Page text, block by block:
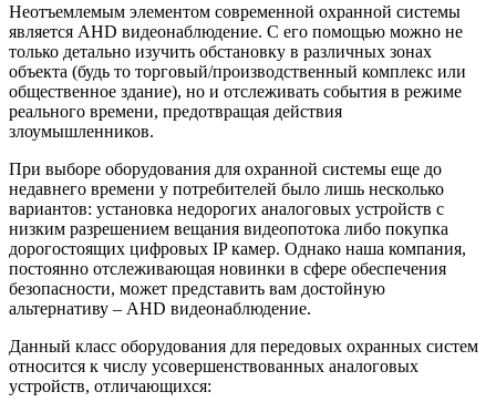
Неотъемлемым элементом современной охранной системы
является AHD видеонаблюдение. С его помощью можно не
только детально изучить обстановку в различных зонах
объекта (будь то торговый/производственный комплекс или
общественное здание), но и отслеживать события в режиме
реального времени, предотвращая действия
злоумышленников.
При выборе оборудования для охранной системы еще до
недавнего времени у потребителей было лишь несколько
вариантов: установка недорогих аналоговых устройств с
низким разрешением вещания видеопотока либо покупка
дорогостоящих цифровых IP камер. Однако наша компания,
постоянно отслеживающая новинки в сфере обеспечения
безопасности, может представить вам достойную
альтернативу – AHD видеонаблюдение.
Данный класс оборудования для передовых охранных систем
относится к числу усовершенствованных аналоговых
устройств, отличающихся: